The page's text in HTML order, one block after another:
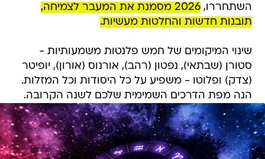
השתחררו,
2026 מסמנת את המעבר לצמיחה,
תובנות חדשות והחלטות מעשיות.
שינוי המיקומים של חמש פלנטות משמעותיות -
סטורן (שבתאי), נפטון (רהב), אורנוס (אורון), יופיטר
(צדק) ופלוטו - משפיע על כל היסודות וכל המזלות.
הנה מפת הדרכים השמימית שלכם לשנה הקרובה.